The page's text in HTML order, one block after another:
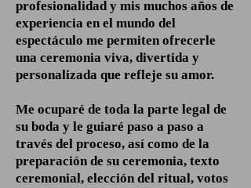
profesionalidad y mis muchos años de
experiencia en el mundo del
espectáculo me permiten ofrecerle
una ceremonia viva, divertida y
personalizada que refleje su amor.
Me ocuparé de toda la parte legal de
su boda y le guiaré paso a paso a
través del proceso, así como de la
preparación de su ceremonia, texto
ceremonial, elección del ritual, votos